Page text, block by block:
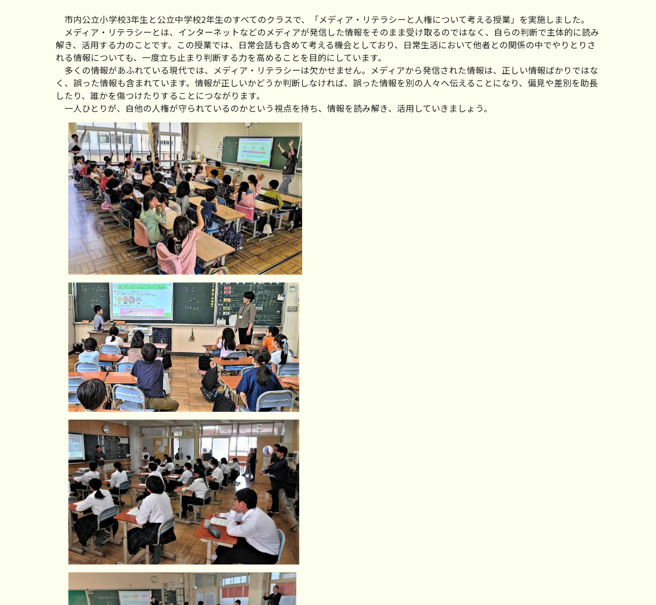
市内公立小学校3年生と公立中学校2年生のすべてのクラスで、「メディア・リテラシーと人権について考える授業」を実施しました。
メディア・リテラシーとは、インターネットなどのメディアが発信した情報をそのまま受け取るのではなく、自らの判断で主体的に読み
解き、活用する力のことです。この授業では、日常会話も含めて考える機会としており、日常生活において他者との関係の中でやりとりさ
れる情報についても、一度立ち止まり判断する力を高めることを目的にしています。
多くの情報があふれている現代では、メディア・リテラシーは欠かせません。メディアから発信された情報は、正しい情報ばかりではな
く、誤った情報も含まれています。情報が正しいかどうか判断しなければ、誤った情報を別の人々へ伝えることになり、偏見や差別を助長
したり、誰かを傷つけたりすることにつながります。
一人ひとりが、自他の人権が守られているのかという視点を持ち、情報を読み解き、活用していきましょう。